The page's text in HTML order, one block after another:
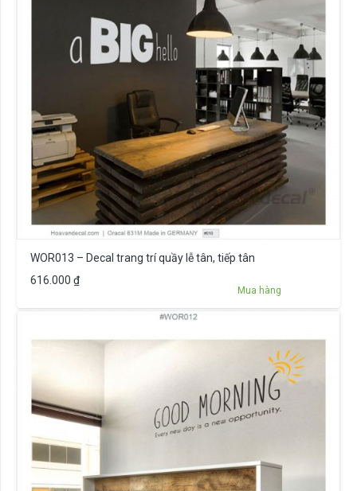
WOR013 – Decal trang trí quầy lễ tân, tiếp tân
616.000 ₫
Mua hàng